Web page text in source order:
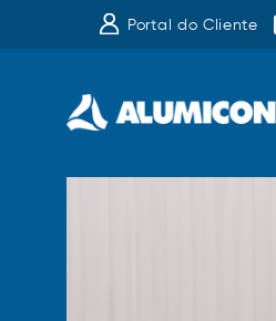
Portal do Cliente